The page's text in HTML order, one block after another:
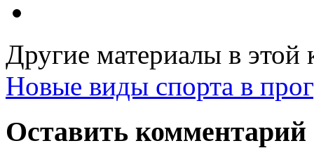
Другие материалы в этой
Новые виды спорта в
Оставить комментарий